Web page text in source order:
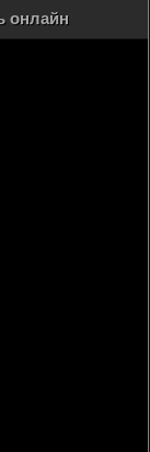
онлайн